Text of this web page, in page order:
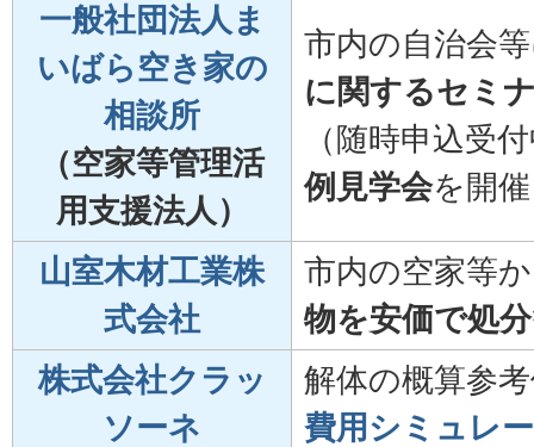
一般社団法人ま
いばら空き家の
相談所
（空家等管理活
用支援法人）
市内の自治会
に関するセミ
（随時申込受
例見学会を開催
山室木材工業株
式会社
市内の空家等
物を安価で処分
株式会社クラッ
ソーネ
解体の概算参
費用シミュレ